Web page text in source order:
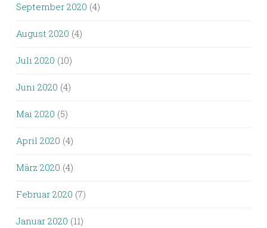
September 2020 (4)
August 2020 (4)
Juli 2020 (10)
Juni 2020 (4)
Mai 2020 (5)
April 2020 (4)
März 2020 (4)
Februar 2020 (7)
Januar 2020 (11)